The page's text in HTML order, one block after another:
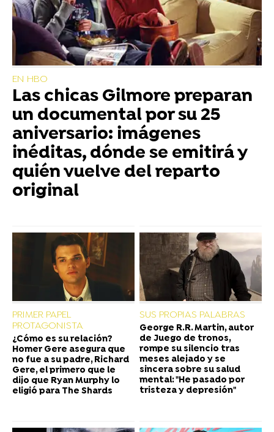
EN HBO
Las chicas Gilmore preparan
un documental por su 25
aniversario: imágenes
inéditas, dónde se emitirá y
quién vuelve del reparto
original
PRIMER PAPEL
PROTAGONISTA
¿Cómo es su relación?
Homer Gere asegura que
no fue a su padre, Richard
Gere, el primero que le
dijo que Ryan Murphy lo
eligió para The Shards
SUS PROPIAS PALABRAS
George R.R. Martin, autor
de Juego de tronos,
rompe su silencio tras
meses alejado y se
sincera sobre su salud
mental: "He pasado por
tristeza y depresión"